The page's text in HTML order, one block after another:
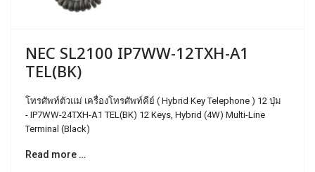
NEC SL2100 IP7WW-12TXH-A1
TEL(BK)
โทรศัพท์ตัวแม่ เครื่องโทรศัพท์คีย์ ( Hybrid Key Telephone ) 12 ปุ่ม
- IP7WW-24TXH-A1 TEL(BK) 12 Keys, Hybrid (4W) Multi-Line
Terminal (Black)
Read more …